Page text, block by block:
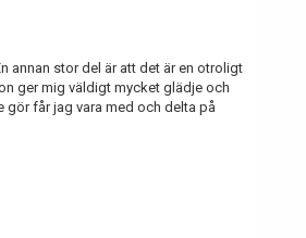
annan stor del är att det är en otroligt
ger mig väldigt mycket glädje och
får jag vara med och delta på